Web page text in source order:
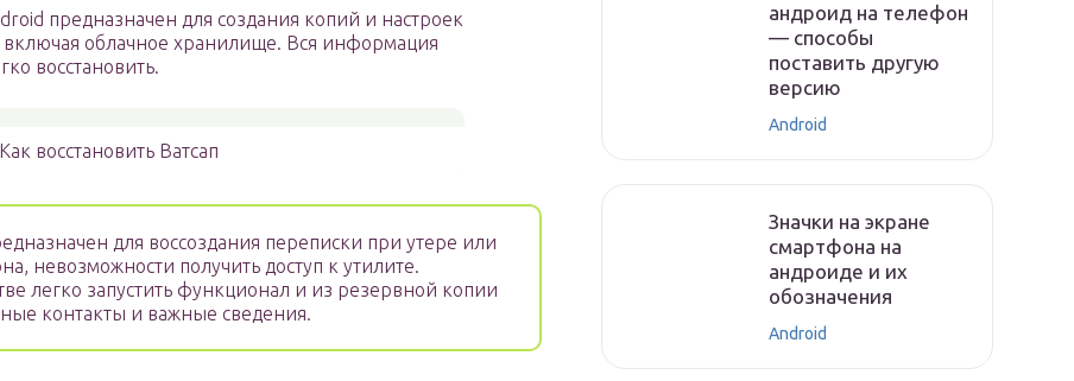
предназначен для создания копий и настроек
облачное хранилище. Вся информация
восстановить.
Как восстановить Ватсап
для воссоздания переписки при утере или
невозможности получить доступ к утилите.
легко запустить функционал и из резервной копии
контакты и важные сведения.
андроид на телефон
— способы
поставить другую
версию
Android
Значки на экране
смартфона на
андроиде и их
обозначения
Android